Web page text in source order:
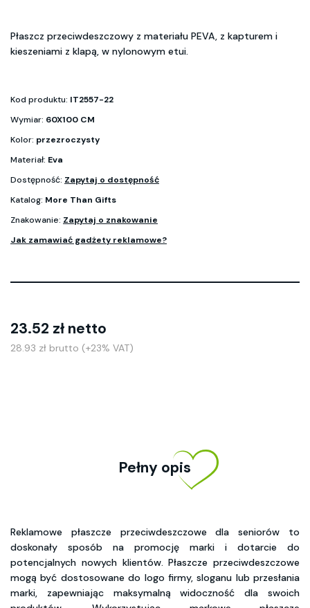
Płaszcz przeciwdeszczowy z materiału PEVA, z kapturem i
kieszeniami z klapą, w nylonowym etui.
Kod produktu: IT2557-22
Wymiar: 60X100 CM
Kolor: przezroczysty
Materiał: Eva
Dostępność: Zapytaj o dostępność
Katalog: More Than Gifts
Znakowanie: Zapytaj o znakowanie
Jak zamawiać gadżety reklamowe?
23.52 zł netto
28.93 zł brutto (+23% VAT)
Pełny opis
Reklamowe płaszcze przeciwdeszczowe dla seniorów to
doskonały sposób na promocję marki i dotarcie do
potencjalnych nowych klientów. Płaszcze przeciwdeszczowe
mogą być dostosowane do logo firmy, sloganu lub przesłania
marki, zapewniając maksymalną widoczność dla swoich